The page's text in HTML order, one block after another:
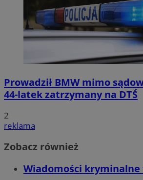
Prowadził BMW mimo
44-latek zatrzymany na DTŚ
2
reklama
Zobacz również
Wiadomości kryminalne